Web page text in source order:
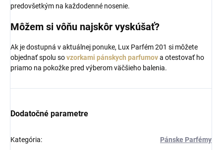
predovšetkým na každodenné nosenie.
Môžem si vôňu najskôr vyskúšať?
Ak je dostupná v aktuálnej ponuke, Lux Parfém 201 si môžete
objednať spolu sovzorkami pánskych parfumova otestovať ho
priamo na pokožke pred výberom väčšieho balenia.
Dodatočné parametre
Kategória: Pánske Parfémy